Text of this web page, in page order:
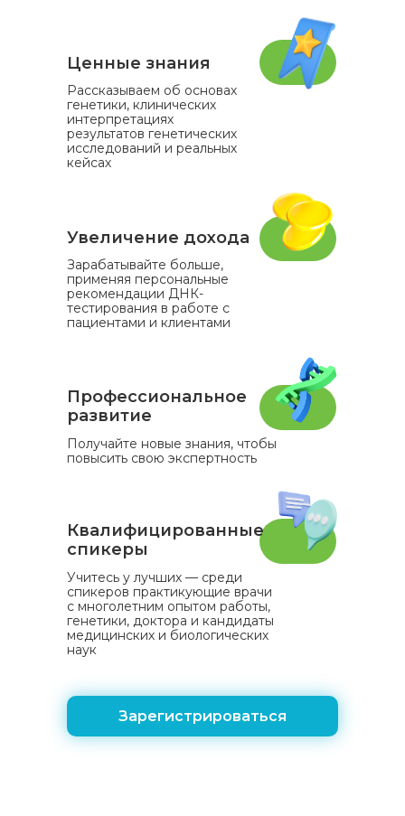
Ценные знания
Рассказываем об основах
генетики, клинических
интерпретациях
результатов генетических
исследований и реальных
кейсах
Увеличение дохода
Зарабатывайте больше,
применяя персональные
рекомендации ДНК-
тестирования в работе с
пациентами и клиентами
Профессиональное
развитие
Получайте новые знания, чтобы
повысить свою экспертность
Квалифицированные
спикеры
Учитесь у лучших — среди
спикеров практикующие врачи
с многолетним опытом работы,
генетики, доктора и кандидаты
медицинских и биологических
наук
Зарегистрироваться